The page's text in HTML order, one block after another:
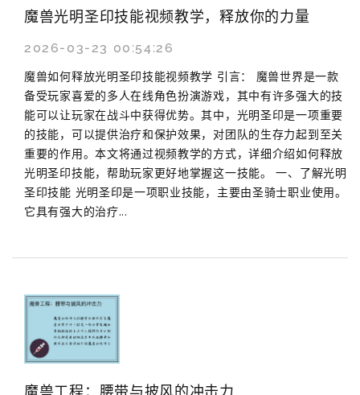
魔兽光明圣印技能视频教学，释放你的力量
2026-03-23 00:54:26
魔兽如何释放光明圣印技能视频教学 引言： 魔兽世界是一款
备受玩家喜爱的多人在线角色扮演游戏，其中有许多强大的技
能可以让玩家在战斗中获得优势。其中，光明圣印是一项重要
的技能，可以提供治疗和保护效果，对团队的生存力起到至关
重要的作用。本文将通过视频教学的方式，详细介绍如何释放
光明圣印技能，帮助玩家更好地掌握这一技能。 一、了解光明
圣印技能 光明圣印是一项职业技能，主要由圣骑士职业使用。
它具有强大的治疗...